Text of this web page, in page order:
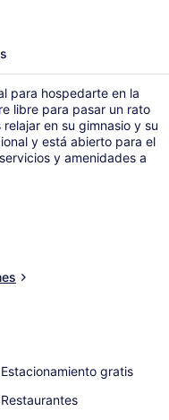
para hospedarte en la
libre para pasar un rato
en su gimnasio y su
y está abierto para el
y amenidades a
por temporada. El
la propiedad reciben
La propiedad está
de transporte
Estacionamiento gratis
Restaurantes